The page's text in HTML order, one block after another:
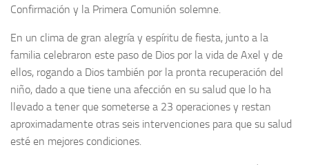
Confirmación y la Primera Comunión solemne.
En un clima de gran alegría y espíritu de fiesta, junto a la
familia celebraron este paso de Dios por la vida de Axel y de
ellos, rogando a Dios también por la pronta recuperación del
niño, dado a que tiene una afección en su salud que lo ha
llevado a tener que someterse a 23 operaciones y restan
aproximadamente otras seis intervenciones para que su salud
esté en mejores condiciones.